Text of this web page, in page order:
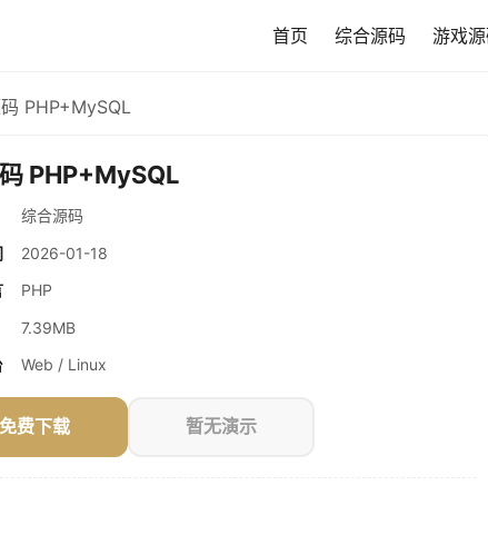
首页 综合源码 游戏
PHP+MySQL
PHP+MySQL
综合源码
2026-01-18
PHP
7.39MB
Web / Linux
免费下载 暂无演示